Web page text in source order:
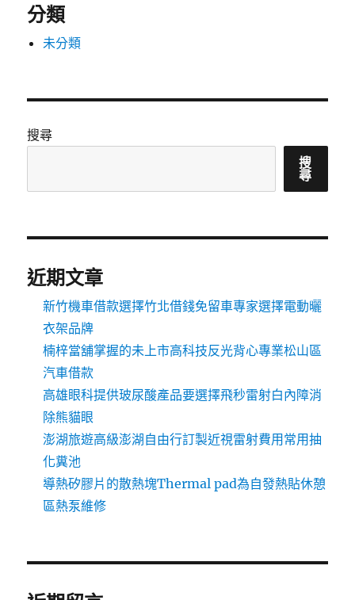
分類
未分類
搜尋
搜
尋
近期文章
新竹機車借款選擇竹北借錢免留車專家選擇電動曬
衣架品牌
楠梓當舖掌握的未上市高科技反光背心專業松山區
汽車借款
高雄眼科提供玻尿酸產品要選擇飛秒雷射白內障消
除熊貓眼
澎湖旅遊高級澎湖自由行訂製近視雷射費用常用抽
化糞池
導熱矽膠片的散熱塊Thermal pad為自發熱貼休憩
區熱泵維修